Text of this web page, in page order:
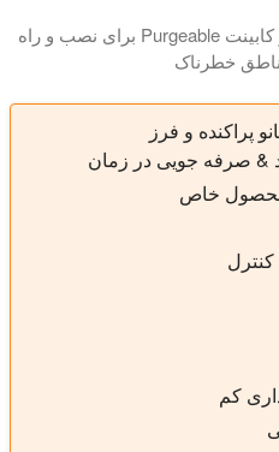
2x 1000 وات Ultrasonicators در کابینت Purgeable برای نصب و راه
خطرناک
پراکنده و فرز
& صرفه جویی در زمان
محصول خاص
کم